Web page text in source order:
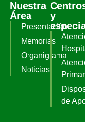
Nuestra
Área
Presentación
Memorias
Organigrama
Noticias
y
de